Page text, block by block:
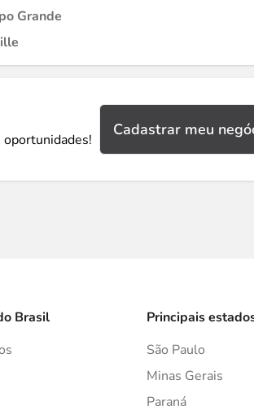
Grande
Cadastrar meu
Brasil
Principais
São Paulo
Minas Gerais
Paraná